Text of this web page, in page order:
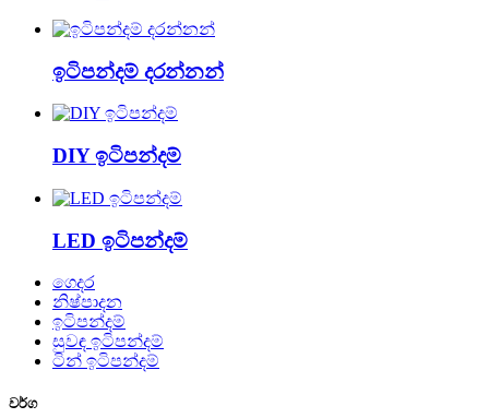
ඉටිපන්දම් දරන්නන්
DIY ඉටිපන්දම්
LED ඉටිපන්දම්
ගෙදර
නිෂ්පාදන
ඉටිපන්දම්
සුවඳ ඉටිපන්දම්
ටින් ඉටිපන්දම්
වර්ග